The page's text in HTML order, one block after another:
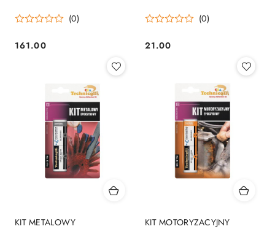
(0)
Cena:
161.00
(0)
Cena:
21.00
KIT METALOWY
KIT MOTORYZACYJNY